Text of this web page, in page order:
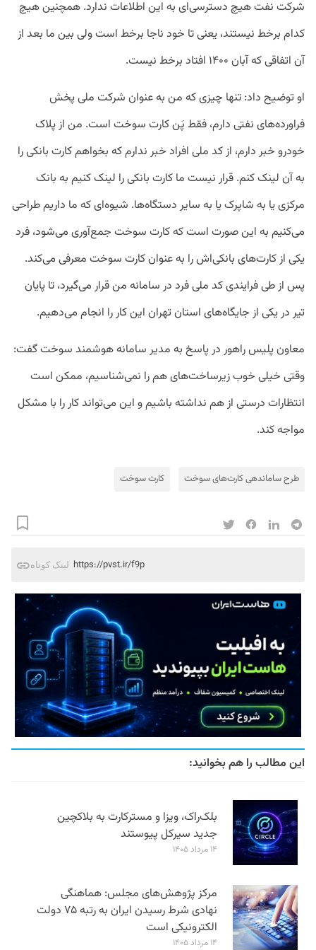
شرکت نفت هیچ دسترسی‌ای به این اطلاعات ندارد. همچنین هیچ
کدام برخط نیستند، یعنی تا خود ناجا برخط است ولی بین ما بعد از
آن اتفاقی که آبان ۱۴۰۰ افتاد برخط نیست.
او توضیح داد: تنها چیزی که من به عنوان شرکت ملی پخش
فراورده‌های نفتی دارم، فقط پَن کارت سوخت است. من از پلاک
خودرو خبر دارم، از کد ملی افراد خبر ندارم که بخواهم کارت بانکی را
به آن لینک کنم. قرار نیست ما کارت بانکی را لینک کنیم به بانک
مرکزی یا به شاپرک یا به سایر دستگاه‌ها. شیوه‌ای که ما داریم طراحی
می‌کنیم به این صورت است که کارت سوخت جمع‌آوری می‌شود، فرد
یکی از کارت‌های بانکی‌اش را به عنوان کارت سوخت معرفی می‌کند.
پس از طی فرایندی کد ملی فرد در سامانه من قرار می‌گیرد، تا پایان
تیر در یکی از جایگاه‌های استان تهران این کار را انجام می‌دهیم.
معاون پلیس راهور در پاسخ به مدیر سامانه هوشمند سوخت گفت:
وقتی خیلی خوب زیرساخت‌های هم را نمی‌شناسیم، ممکن است
انتظارات درستی از هم نداشته باشیم و این می‌تواند کار را با مشکل
مواجه کند.
طرح ساماندهی کارت‌های سوخت کارت سوخت
لینک کوتاه https://pvst.ir/f9p
این مطالب را هم بخوانید:
بلک‌راک، ویزا و مسترکارت به بلاکچین
جدید سیرکل پیوستند
۱۴ مرداد ۱۴۰۵
مرکز پژوهش‌های مجلس: هماهنگی
نهادی شرط رسیدن ایران به رتبه ۷۵ دولت
الکترونیکی است
۱۴ مرداد ۱۴۰۵